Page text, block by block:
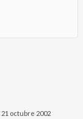
21 octubre 2002